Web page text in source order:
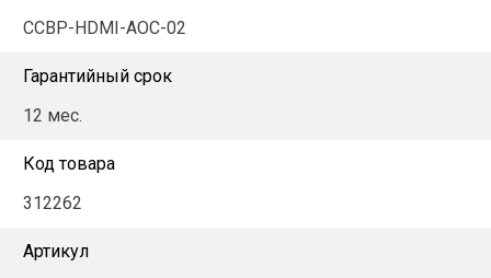
CCBP-HDMI-AOC-02
Гарантийный срок
12 мес.
Код товара
312262
Артикул